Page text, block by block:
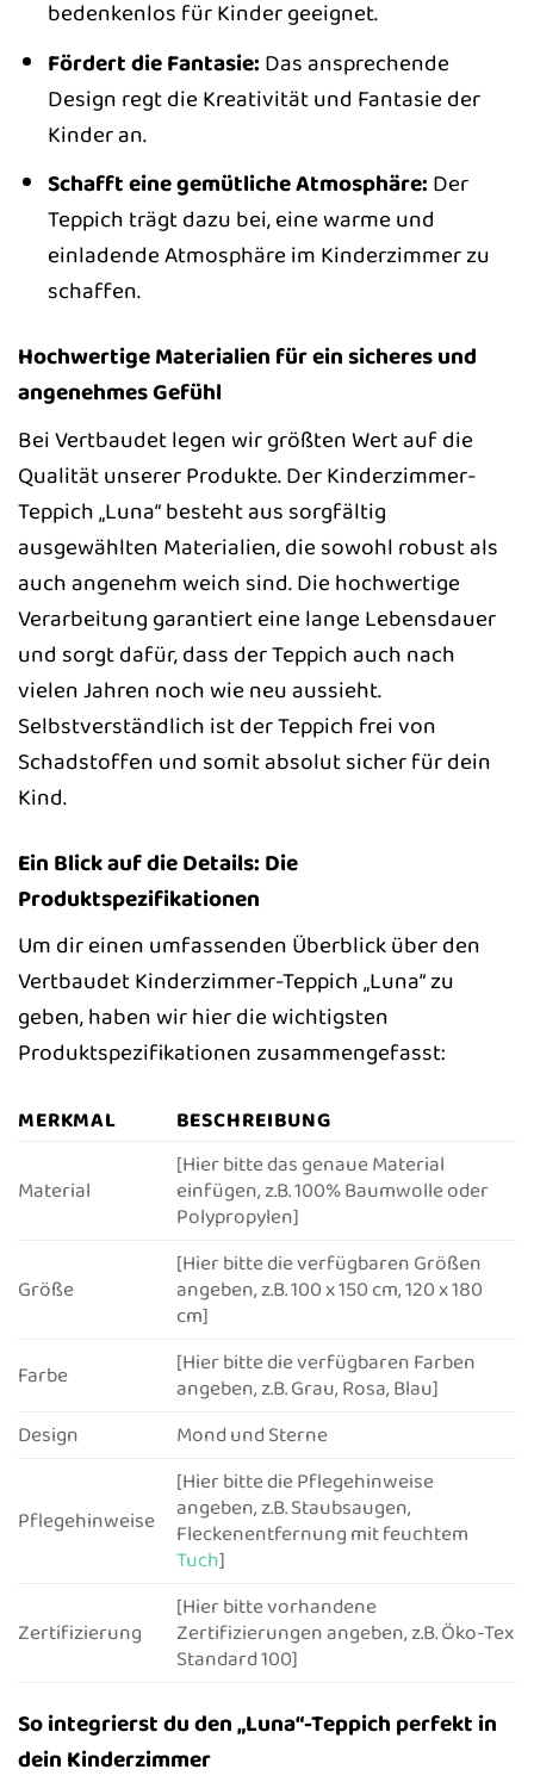
bedenkenlos für Kinder geeignet.
Fördert die Fantasie: Das ansprechende
Design regt die Kreativität und Fantasie der
Kinder an.
Schafft eine gemütliche Atmosphäre: Der
Teppich trägt dazu bei, eine warme und
einladende Atmosphäre im Kinderzimmer zu
schaffen.
Hochwertige Materialien für ein sicheres und
angenehmes Gefühl
Bei Vertbaudet legen wir größten Wert auf die
Qualität unserer Produkte. Der Kinderzimmer-
Teppich „Luna“ besteht aus sorgfältig
ausgewählten Materialien, die sowohl robust als
auch angenehm weich sind. Die hochwertige
Verarbeitung garantiert eine lange Lebensdauer
und sorgt dafür, dass der Teppich auch nach
vielen Jahren noch wie neu aussieht.
Selbstverständlich ist der Teppich frei von
Schadstoffen und somit absolut sicher für dein
Kind.
Ein Blick auf die Details: Die
Produktspezifikationen
Um dir einen umfassenden Überblick über den
Vertbaudet Kinderzimmer-Teppich „Luna“ zu
geben, haben wir hier die wichtigsten
Produktspezifikationen zusammengefasst:
MERKMAL BESCHREIBUNG
Material
[Hier bitte das genaue Material
einfügen, z.B. 100% Baumwolle oder
Polypropylen]
Größe
[Hier bitte die verfügbaren Größen
angeben, z.B. 100 x 150 cm, 120 x 180
cm]
Farbe
[Hier bitte die verfügbaren Farben
angeben, z.B. Grau, Rosa, Blau]
Design
Mond und Sterne
Pflegehinweise
[Hier bitte die Pflegehinweise
angeben, z.B. Staubsaugen,
Fleckenentfernung mit feuchtem
Tuch]
Zertifizierung
[Hier bitte vorhandene
Zertifizierungen angeben, z.B. Öko-Tex
Standard 100]
So integrierst du den „Luna“-Teppich perfekt in
dein Kinderzimmer